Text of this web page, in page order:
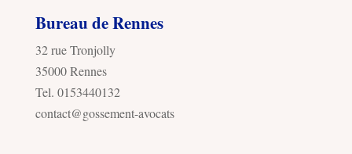
Bureau de Rennes
32 rue Tronjolly
35000 Rennes
Tel. 0153440132
contact@gossement-avocats